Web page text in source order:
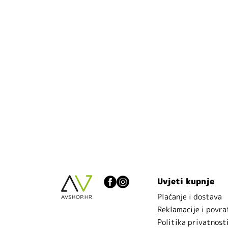
Uvjeti kupnje
Plaćanje i dostava
Reklamacije i
Politika privatnosti